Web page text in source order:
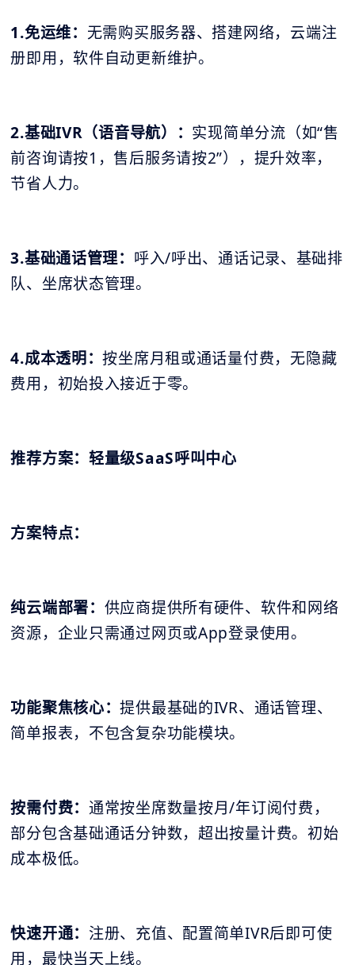
1.免运维： 无需购买服务器、搭建网络，云端注
册即用，软件自动更新维护。
2.基础IVR（语音导航）： 实现简单分流（如“售
前咨询请按1，售后服务请按2”），提升效率，
节省人力。
3.基础通话管理： 呼入/呼出、通话记录、基础排
队、坐席状态管理。
4.成本透明：按坐席月租或通话量付费，无隐藏
费用，初始投入接近于零。
推荐方案：轻量级SaaS呼叫中心
方案特点：
纯云端部署： 供应商提供所有硬件、软件和网络
资源，企业只需通过网页或App登录使用。
功能聚焦核心：提供最基础的IVR、通话管理、
简单报表，不包含复杂功能模块。
按需付费：通常按坐席数量按月/年订阅付费，
部分包含基础通话分钟数，超出按量计费。初始
成本极低。
快速开通： 注册、充值、配置简单IVR后即可使
用，最快当天上线。